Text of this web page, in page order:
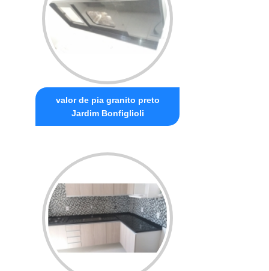
valor de pia granito preto
Jardim Bonfiglioli